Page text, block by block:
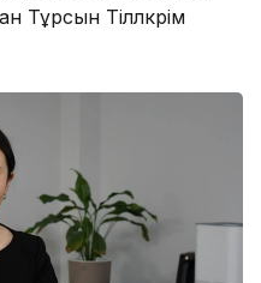
Тілләкәрім